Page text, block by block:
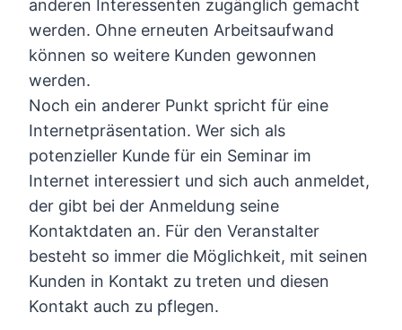
anderen Interessenten zugänglich gemacht
werden. Ohne erneuten Arbeitsaufwand
können so weitere Kunden gewonnen
werden.
Noch ein anderer Punkt spricht für eine
Internetpräsentation. Wer sich als
potenzieller Kunde für ein Seminar im
Internet interessiert und sich auch anmeldet,
der gibt bei der Anmeldung seine
Kontaktdaten an. Für den Veranstalter
besteht so immer die Möglichkeit, mit seinen
Kunden in Kontakt zu treten und diesen
Kontakt auch zu pflegen.